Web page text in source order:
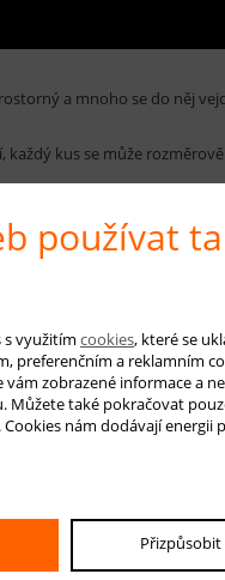
a mnoho se do něj
kus se může
používat
s využitím cookies, které se
preferenčním a reklamním
zobrazené informace a
také pokračovat
nám dodávají energii